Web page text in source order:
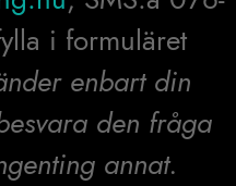
i formuläret
enbart din
den fråga
annat.